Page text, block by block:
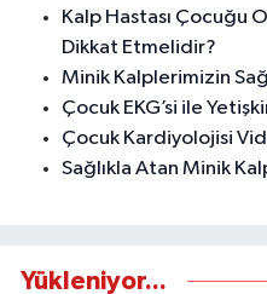
Kalp Hastası Çocuğu
Dikkat Etmelidir?
Minik Kalplerimizin
Çocuk EKG’si ile
Çocuk Kardiyolojisi
Sağlıkla Atan Minik
Yükleniyor...